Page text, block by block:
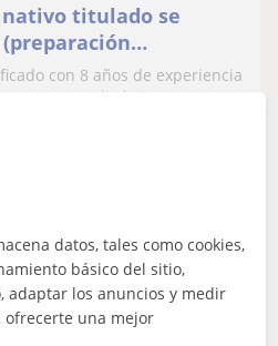
titulado se
gramática, etc.)
con 8 años de experiencia
amenas, dinámicas y
datos, tales como cookies,
básico del sitio,
adaptar los anuncios y medir
ofrecerte una mejor